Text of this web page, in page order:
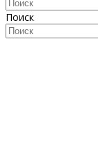
Поиск